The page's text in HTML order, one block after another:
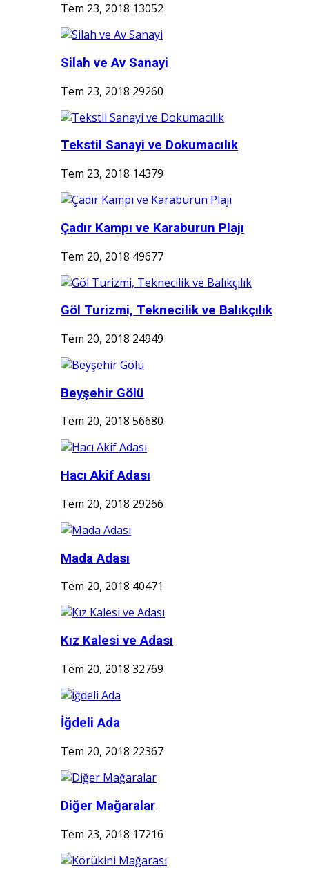
Tem 23, 2018 13052
Silah ve Av Sanayi
Tem 23, 2018 29260
Tekstil Sanayi ve Dokumacılık
Tem 23, 2018 14379
Çadır Kampı ve Karaburun Plajı
Tem 20, 2018 49677
Göl Turizmi, Teknecilik ve Balıkçılık
Tem 20, 2018 24949
Beyşehir Gölü
Tem 20, 2018 56680
Hacı Akif Adası
Tem 20, 2018 29266
Mada Adası
Tem 20, 2018 40471
Kız Kalesi ve Adası
Tem 20, 2018 32769
İğdeli Ada
Tem 20, 2018 22367
Diğer Mağaralar
Tem 23, 2018 17216